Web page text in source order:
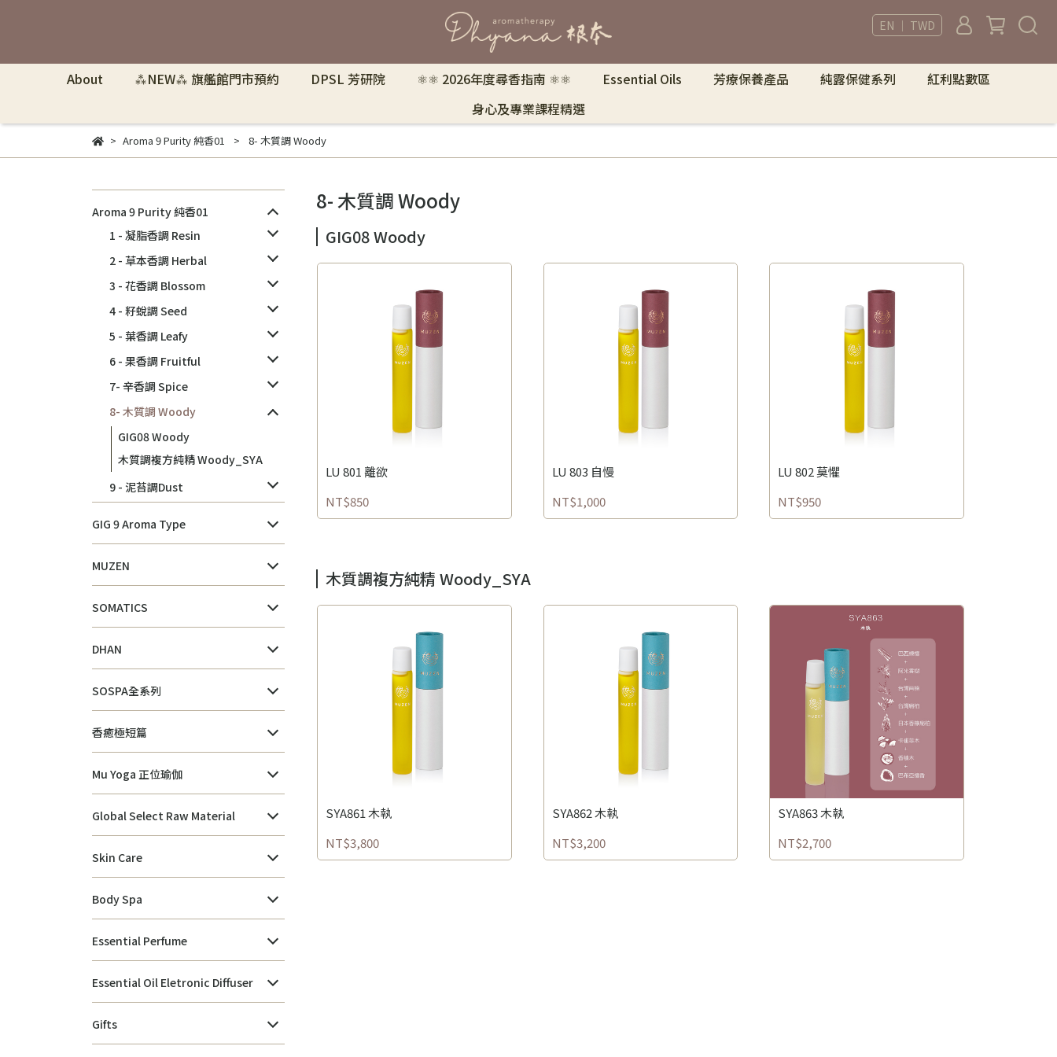
EN ｜ TWD
About ⁂NEW⁂ 旗艦館門市預約 DPSL 芳研院 ⚛︎⚛︎ 2026年度尋香指南 ⚛︎⚛︎ Essential Oils 芳療保養產品 純露保健系列
紅利點數區
身心及專業課程精選
Aroma 9 Purity 純香01 8- 木質調 Woody
Aroma 9 Purity 純香01
1 - 凝脂香調 Resin
2 - 草本香調 Herbal
3 - 花香調 Blossom
4 - 籽蛻調 Seed
5 - 葉香調 Leafy
6 - 果香調 Fruitful
7- 辛香調 Spice
8- 木質調 Woody
GIG08 Woody
木質調複方純精 Woody_SYA
9 - 泥苔調Dust
GIG 9 Aroma Type
MUZEN
SOMATICS
DHAN
SOSPA全系列
香癒極短篇
Mu Yoga 正位瑜伽
Global Select Raw Material
Skin Care
Body Spa
Essential Perfume
Essential Oil Eletronic Diffuser
Gifts
8- 木質調 Woody
GIG08 Woody
LU 801 離欲
NT$850
LU 803 自慢
NT$1,000
LU 802 莫懼
NT$950
木質調複方純精 Woody_SYA
SYA861 木執
NT$3,800
SYA862 木執
NT$3,200
SYA863 木執
NT$2,700